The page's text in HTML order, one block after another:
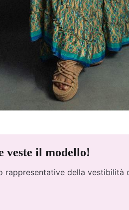
veste il modello!
rappresentative della vestibilità